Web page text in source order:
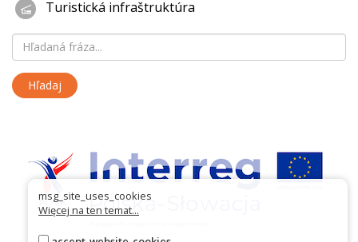
Turistická infraštruktúra
msg_site_uses_cookies
Więcej na ten temat...